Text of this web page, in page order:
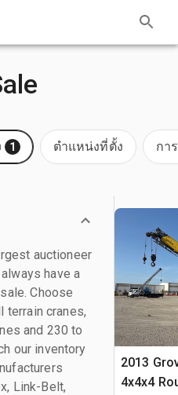
1 ตำแหน่งที่ตั้ง กา
auctioneer
have a
Choose
terrain cranes,
and 230 to
our inventory
Link-Belt,
2013
4x4x4